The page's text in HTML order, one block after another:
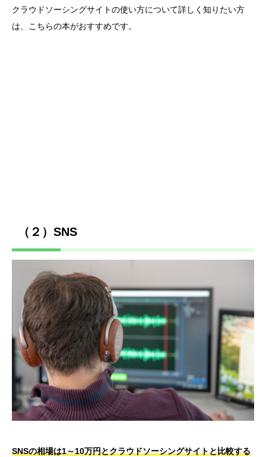
クラウドソーシングサイトの使い方について詳しく知りたい方
は、こちらの本がおすすめです。
（２）SNS
SNSの相場は1～10万円とクラウドソーシングサイトと比較する